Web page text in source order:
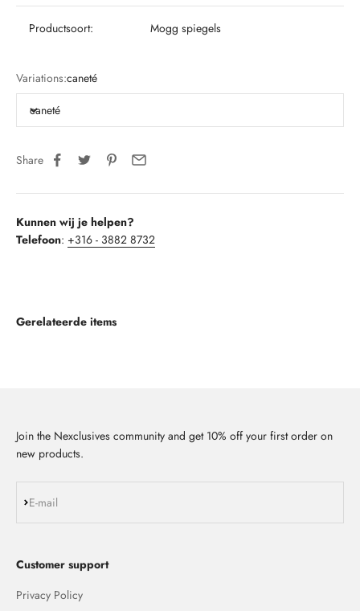
Productsoort: Mogg spiegels
Variations:caneté
caneté
Share
Kunnen wij je helpen?
Telefoon: +316 - 3882 8732
Gerelateerde items
Join the Nexclusives community and get 10% off your first order on
new products.
E-mail
Subscribe
Customer support
Privacy Policy